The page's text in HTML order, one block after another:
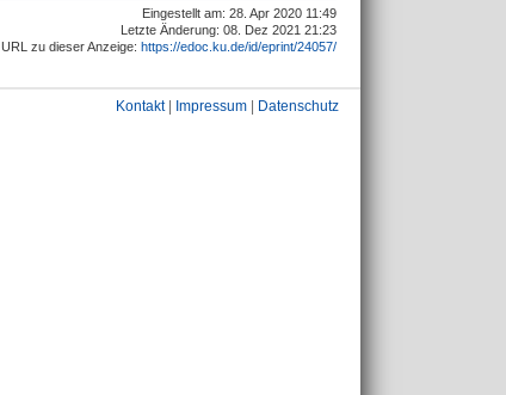
Eingestellt am: 28. Apr 2020 11:49
Letzte Änderung: 08. Dez 2021 21:23
URL zu dieser Anzeige: https://edoc.ku.de/id/eprint/24057/
Kontakt| Impressum Datenschutz